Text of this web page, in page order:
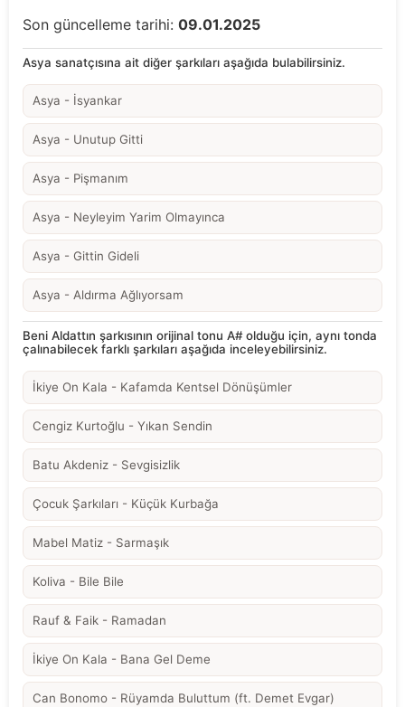
Son güncelleme tarihi: 09.01.2025
Asya sanatçısına ait diğer şarkıları aşağıda bulabilirsiniz.
Asya - İsyankar
Asya - Unutup Gitti
Asya - Pişmanım
Asya - Neyleyim Yarim Olmayınca
Asya - Gittin Gideli
Asya - Aldırma Ağlıyorsam
Beni Aldattın şarkısının orijinal tonu A# olduğu için, aynı tonda
çalınabilecek farklı şarkıları aşağıda inceleyebilirsiniz.
İkiye On Kala - Kafamda Kentsel Dönüşümler
Cengiz Kurtoğlu - Yıkan Sendin
Batu Akdeniz - Sevgisizlik
Çocuk Şarkıları - Küçük Kurbağa
Mabel Matiz - Sarmaşık
Koliva - Bile Bile
Rauf & Faik - Ramadan
İkiye On Kala - Bana Gel Deme
Can Bonomo - Rüyamda Buluttum (ft. Demet Evgar)